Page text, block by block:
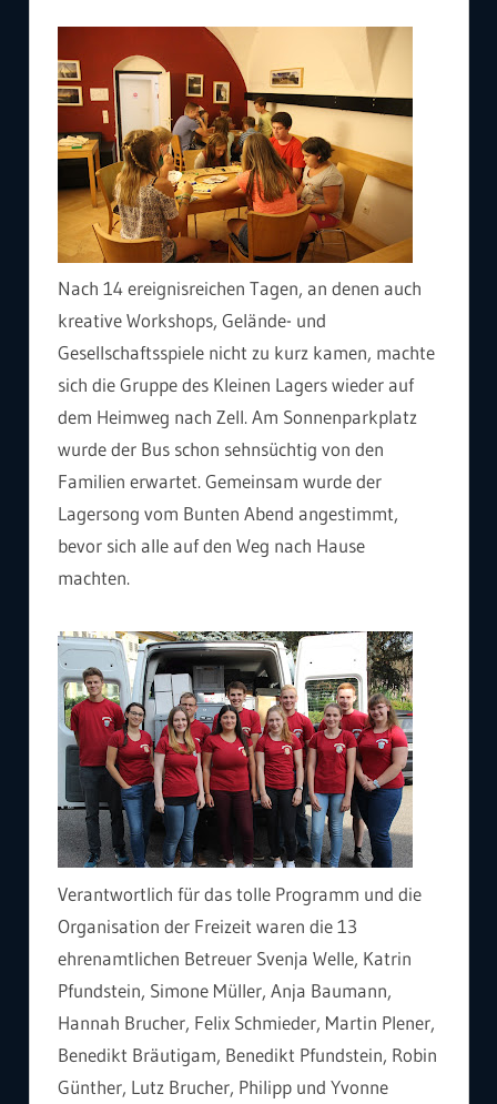
Nach 14 ereignisreichen Tagen, an denen auch
kreative Workshops, Gelände- und
Gesellschaftsspiele nicht zu kurz kamen, machte
sich die Gruppe des Kleinen Lagers wieder auf
dem Heimweg nach Zell. Am Sonnenparkplatz
wurde der Bus schon sehnsüchtig von den
Familien erwartet. Gemeinsam wurde der
Lagersong vom Bunten Abend angestimmt,
bevor sich alle auf den Weg nach Hause
machten.
Verantwortlich für das tolle Programm und die
Organisation der Freizeit waren die 13
ehrenamtlichen Betreuer Svenja Welle, Katrin
Pfundstein, Simone Müller, Anja Baumann,
Hannah Brucher, Felix Schmieder, Martin Plener,
Benedikt Bräutigam, Benedikt Pfundstein, Robin
Günther, Lutz Brucher, Philipp und Yvonne